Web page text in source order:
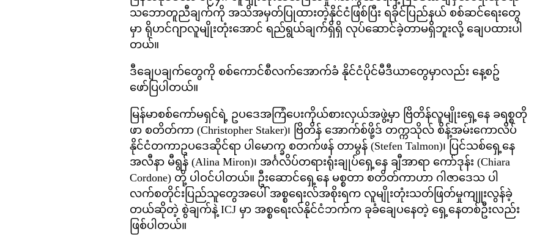
သဘောတူညီချက်ကို အသိအမှတ်ပြုထားတဲ့နိုင်ငံဖြစ်ပြီး ရခိုင်ပြည်နယ် စစ်ဆင်ရေးတွေ
မှာ ရိုဟင်ဂျာလူမျိုးတုံးအောင် ရည်ရွယ်ချက်ရှိရှိ လုပ်ဆောင်ခဲ့တာမရှိဘူးလို့ ချေပထားပါ
တယ်။
ဒီချေပချက်တွေကို စစ်ကောင်စီလက်အောက်ခံ နိုင်ငံပိုင်မီဒီယာတွေမှာလည်း နေ့စဥ်
ဖော်ပြပါတယ်။
မြန်မာစစ်ကော်မရှင်ရဲ့ ဥပဒေအကြံပေးကိုယ်စားလှယ်အဖွဲ့မှာ ဗြိတိန်လူမျိုးရှေ့နေ ခရစ္စတို
ဖာ စတိတ်ကာ (Christopher Staker)၊ ဗြိတိန် အောက်စ်ဖို့ဒ် တက္ကသိုလ် စိန့်အမ်းကောလိပ်
နိုင်ငံတကာဥပဒေဆိုင်ရာ ပါမောက္ခ စတက်ဖန် တာမွန် (Stefen Talmon)၊ ပြင်သစ်ရှေ့နေ
အလီနာ မီရွန် (Alina Miron)၊ အင်္ဂလိပ်တရားရုံးချုပ်ရှေ့နေ ချီအာရာ ကော်ဒုန်း (Chiara
Cordone) တို့ ပါဝင်ပါတယ်။ ဦးဆောင်ရှေ့နေ မစ္စတာ စတိတ်ကာဟာ ဂါဇာ‌ဒေသ ပါ
လက်စတိုင်းပြည်သူတွေအပေါ် အစ္စရေးလ်အစိုးရက လူမျိုးတုံးသတ်ဖြတ်မှုကျူးလွန်ခဲ့
တယ်ဆိုတဲ့ စွဲချက်နဲ့ ICJ မှာ အစ္စရေးလ်နိုင်ငံဘက်က ခုခံချေပနေတဲ့ ‌ရှေ့နေတစ်ဦးလည်း
ဖြစ်ပါတယ်။